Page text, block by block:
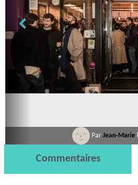
Par Jean-Marie
Commentaires